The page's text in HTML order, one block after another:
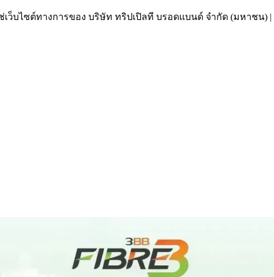
ว็บไซต์ทางการของ บริษัท ทริปเปิลที บรอดแบนด์ จำกัด (มหาชน) |